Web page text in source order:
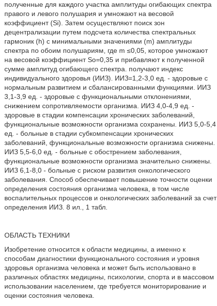
полученные для каждого участка амплитуды огибающих спектра
правого и левого полушария и умножают на весовой
коэффициент (Si). Затем осуществляют поиск зон
децентрализации путем подсчета количества спектральных
гармоник (h) с минимальными значениями (m) амплитуды
спектра по обоим полушариям, где m ≤0,05, которое умножают
на весовой коэффициент So=0,35 и прибавляют к полученной
сумме амплитуд огибающего спектра. получают индекс
индивидуального здоровья (ИИЗ). ИИЗ=1,2-3,0 ед. - здоровые с
нормальным развитием и сбалансированными функциями. ИИЗ
3,1-3,9 ед. - здоровые с функциональными отклонениями,
снижением сопротивляемости организма. ИИЗ 4,0-4,9 ед. -
здоровые в стадии компенсации хронических заболеваний,
функциональные возможности организма сохранены. ИИЗ 5,0-5,4
ед. - больные в стадии субкомпенсации хронических
заболеваний, функциональные возможности организма снижены.
ИИЗ 5,5-6,0 ед. - больные с обострением заболевания,
функциональные возможности организма значительно снижены.
ИИЗ 6,1-8,0 - больные с риском развития онкологического
заболевания. Способ обеспечивает повышение точности оценки
определения состояния организма человека, в том числе
воспалительных процессов и онкологических заболеваний за счет
определения ИИЗ. 8 ил., 1 табл.
ОБЛАСТЬ ТЕХНИКИ
Изобретение относится к области медицины, а именно к
способам диагностики функционального состояния и уровня
здоровья организма человека и может быть использовано в
различных областях медицины, психологии, спорта и в массовом
использовании населением, где требуется мониторирование и
оценки состояния человека.